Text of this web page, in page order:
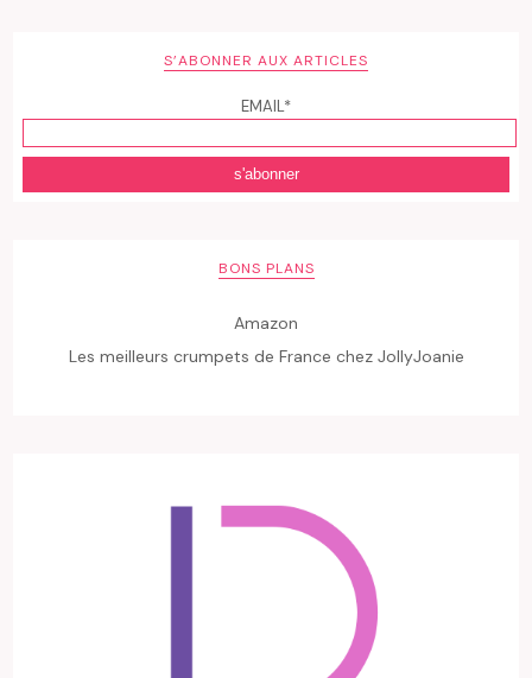
S’ABONNER AUX ARTICLES
EMAIL*
BONS PLANS
Amazon
Les meilleurs crumpets de France chez JollyJoanie